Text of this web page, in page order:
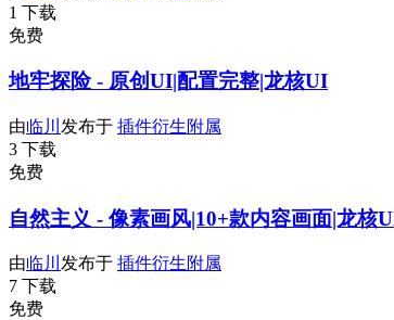
1 下载
免费
地牢探险 - 原创UI|配置完整|龙核UI
由临川 发布于 插件衍生附属
3 下载
免费
自然主义 - 像素画风|10+款内容画面|龙核
由临川 发布于 插件衍生附属
7 下载
免费